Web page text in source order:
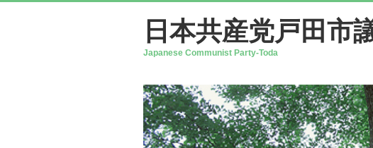
日本共産党戸田市
Japanese Communist Party-Toda